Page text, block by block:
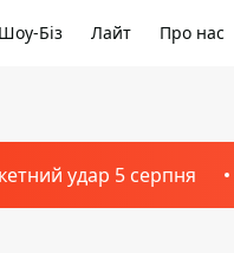
Шоу-Біз Лайт Про нас
удар 5 серпня